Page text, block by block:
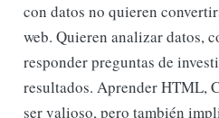
con datos no quieren
web. Quieren analizar datos,
responder preguntas de
resultados. Aprender HTML,
ser valioso, pero también